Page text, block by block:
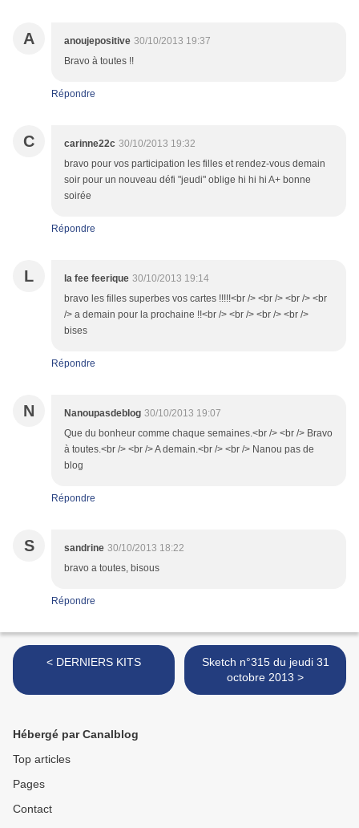
A anoujepositive 30/10/2013 19:37
Bravo à toutes !!
Répondre
C carinne22c 30/10/2013 19:32
bravo pour vos participation les filles et rendez-vous demain
soir pour un nouveau défi "jeudi" oblige hi hi hi A+ bonne
soirée
Répondre
L la fee feerique 30/10/2013 19:14
bravo les filles superbes vos cartes !!!!!<br /> <br /> <br /> <br
/> a demain pour la prochaine !!<br /> <br /> <br /> <br />
bises
Répondre
N Nanoupasdeblog 30/10/2013 19:07
Que du bonheur comme chaque semaines.<br /> <br /> Bravo
à toutes.<br /> <br /> A demain.<br /> <br /> Nanou pas de
blog
Répondre
S sandrine 30/10/2013 18:22
bravo a toutes, bisous
Répondre
< DERNIERS KITS
Sketch n°315 du jeudi 31
octobre 2013 >
Hébergé par Canalblog
Top articles
Pages
Contact